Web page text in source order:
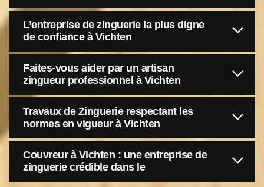
L’entreprise de zinguerie la plus digne
de confiance à Vichten
Faites-vous aider par un artisan
zingueur professionnel à Vichten
Travaux de Zinguerie respectant les
normes en vigueur à Vichten
Couvreur à Vichten : une entreprise de
zinguerie crédible dans le